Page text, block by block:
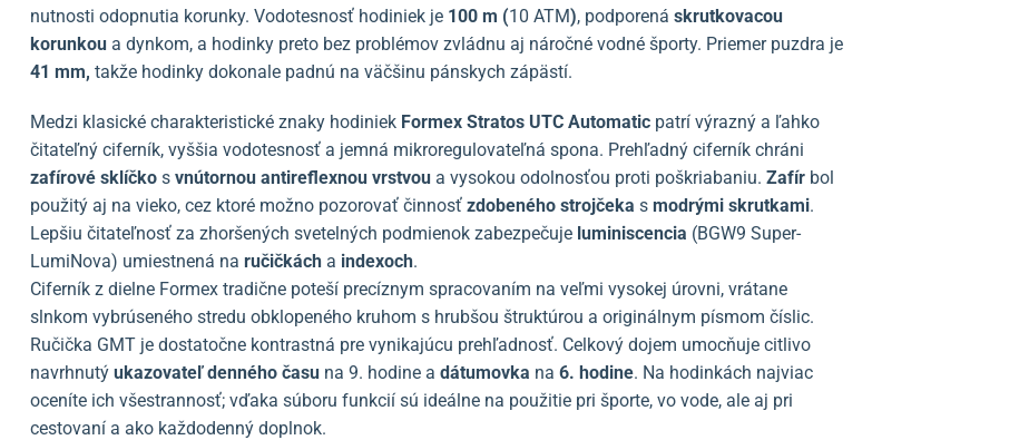
nutnosti odopnutia korunky. Vodotesnosť hodiniek je 100 m (10 ATM), podporená skrutkovacou
korunkou a dynkom, a hodinky preto bez problémov zvládnu aj náročné vodné športy. Priemer puzdra je
41 mm, takže hodinky dokonale padnú na väčšinu pánskych zápästí.
Medzi klasické charakteristické znaky hodiniek Formex Stratos UTC Automatic patrí výrazný a ľahko
čitateľný ciferník, vyššia vodotesnosť a jemná mikroregulovateľná spona. Prehľadný ciferník chráni
zafírové sklíčko s vnútornou antireflexnou vrstvou a vysokou odolnosťou proti poškriabaniu. Zafír bol
použitý aj na vieko, cez ktoré možno pozorovať činnosť zdobeného strojčeka s modrými skrutkami.
Lepšiu čitateľnosť za zhoršených svetelných podmienok zabezpečuje luminiscencia (BGW9 Super-
LumiNova) umiestnená na ručičkách a indexoch.
Ciferník z dielne Formex tradične poteší precíznym spracovaním na veľmi vysokej úrovni, vrátane
slnkom vybrúseného stredu obklopeného kruhom s hrubšou štruktúrou a originálnym písmom číslic.
Ručička GMT je dostatočne kontrastná pre vynikajúcu prehľadnosť. Celkový dojem umocňuje citlivo
navrhnutý ukazovateľ denného času na 9. hodine a dátumovka na 6. hodine. Na hodinkách najviac
oceníte ich všestrannosť; vďaka súboru funkcií sú ideálne na použitie pri športe, vo vode, ale aj pri
cestovaní a ako každodenný doplnok.